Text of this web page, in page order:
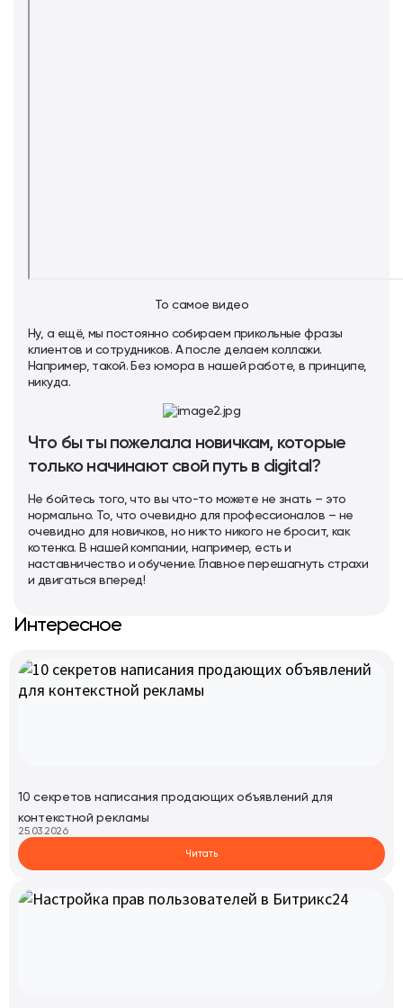
То самое видео
Ну, а ещё, мы постоянно собираем прикольные фразы
клиентов и сотрудников. А после делаем коллажи.
Например, такой. Без юмора в нашей работе, в принципе,
никуда.
Что бы ты пожелала новичкам, которые
только начинают свой путь в digital?
Не бойтесь того, что вы что-то можете не знать – это
нормально. То, что очевидно для профессионалов – не
очевидно для новичков, но никто никого не бросит, как
котенка. В нашей компании, например, есть и
наставничество и обучение. Главное перешагнуть страхи
и двигаться вперед!
Интересное
10 секретов написания продающих объявлений для
контекстной рекламы
25.03.2026
Читать